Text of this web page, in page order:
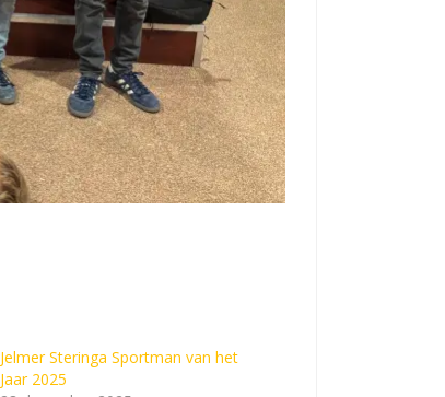
Jelmer Steringa Sportman van het
Jaar 2025